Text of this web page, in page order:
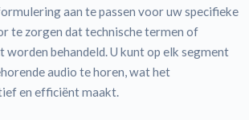
aan te passen voor uw specifieke
te zorgen dat technische termen of
worden behandeld. U kunt op elk segment
audio te horen, wat het
en efficiënt maakt.